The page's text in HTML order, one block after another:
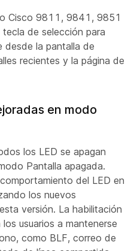
Cisco 9811, 9841, 9851
de selección para
desde la pantalla de
recientes y la página de
en modo
los LED se apagan
Pantalla apagada.
del LED en
los nuevos
versión. La habilitación
usuarios a mantenerse
como BLF, correo de